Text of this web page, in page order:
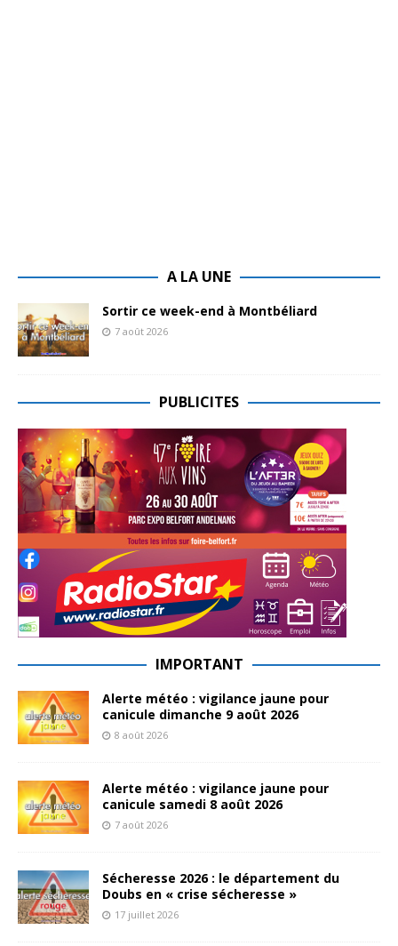
A LA UNE
Sortir ce week-end à Montbéliard
7 août 2026
PUBLICITES
IMPORTANT
Alerte météo : vigilance jaune pour
canicule dimanche 9 août 2026
8 août 2026
Alerte météo : vigilance jaune pour
canicule samedi 8 août 2026
7 août 2026
Sécheresse 2026 : le département du
Doubs en « crise sécheresse »
17 juillet 2026